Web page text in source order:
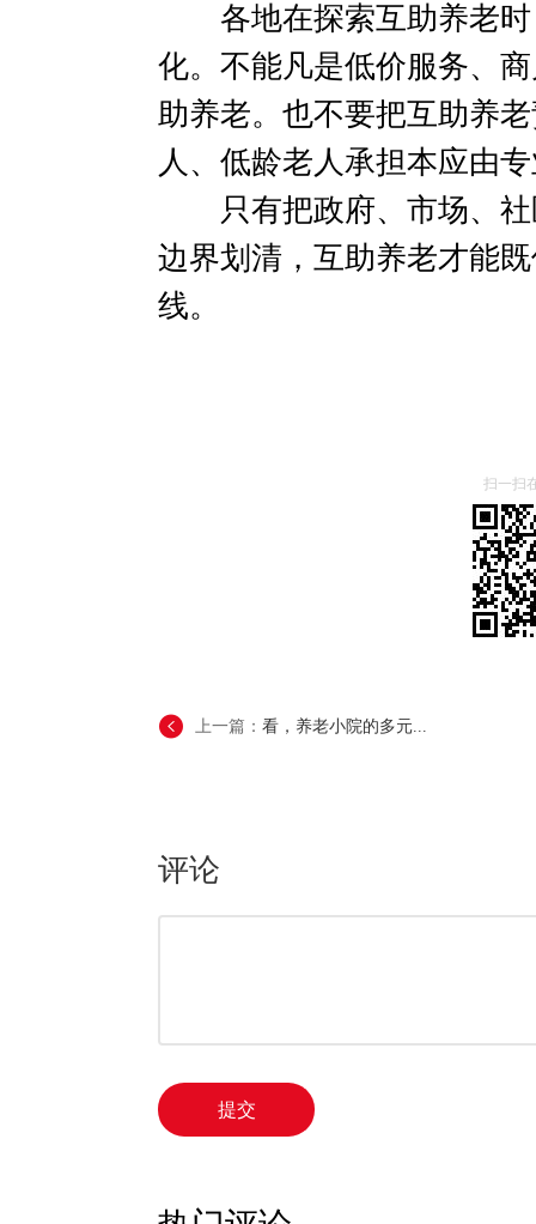
各地在探索互助养老时
化。不能凡是低价服务、
助养老。也不要把互助养
人、低龄老人承担本应由
只有把政府、市场、社
边界划清，互助养老才能
线。
扫一扫
上一篇： 看，养老小院的多元...
评论
提交